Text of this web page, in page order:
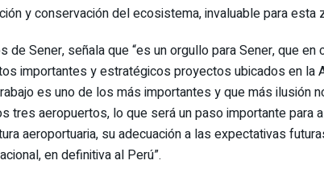
y conservación del ecosistema, invaluable para esta
Sener, señala que “es un orgullo para Sener, que
importantes y estratégicos proyectos ubicados en la
es uno de los más importantes y que más ilusión
aeropuertos, lo que será un paso importante para
aeroportuaria, su adecuación a las expectativas
en definitiva al Perú”.